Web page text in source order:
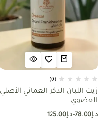
(0)
زيت اللبان الذكر العماني الأصلي
العضوي
د.إ78.00
–د.إ125.00